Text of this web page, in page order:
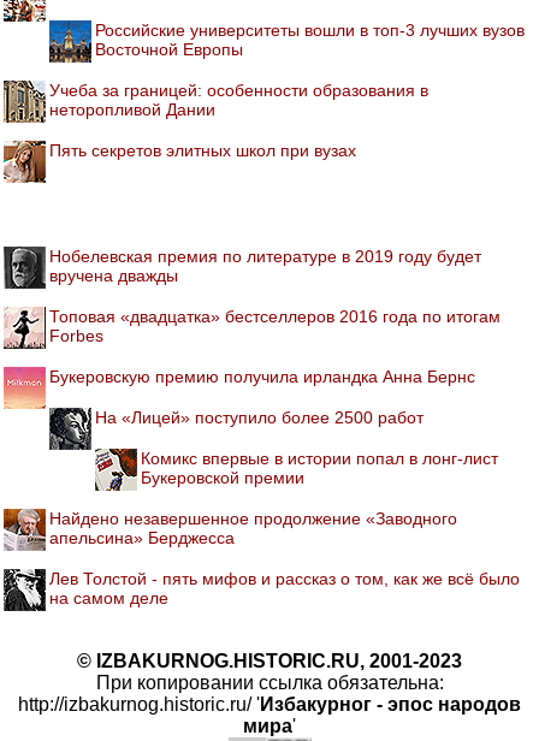
Российские университеты вошли в топ-3 лучших вузов
Восточной Европы
Учеба за границей: особенности образования в
неторопливой Дании
Пять секретов элитных школ при вузах
Нобелевская премия по литературе в 2019 году будет
вручена дважды
Топовая «двадцатка» бестселлеров 2016 года по итогам
Forbes
Букеровскую премию получила ирландка Анна Бернс
На «Лицей» поступило более 2500 работ
Комикс впервые в истории попал в лонг-лист
Букеровской премии
Найдено незавершенное продолжение «Заводного
апельсина» Берджесса
Лев Толстой - пять мифов и рассказ о том, как же всё было
на самом деле
© IZBAKURNOG.HISTORIC.RU, 2001-2023
При копировании ссылка обязательна:
http://izbakurnog.historic.ru/ 'Избакурног - эпос народов
мира'